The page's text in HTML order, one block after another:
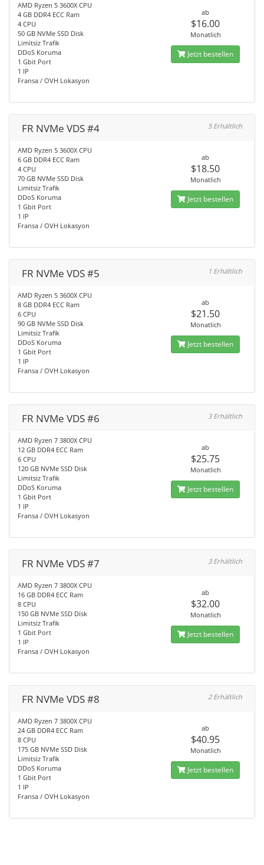
AMD Ryzen 5 3600X CPU
4 GB DDR4 ECC Ram
4 CPU
50 GB NVMe SSD Disk
Limitsiz Trafik
DDoS Koruma
1 Gbit Port
1 IP
Fransa / OVH Lokasyon
ab
$16.00
Monatlich
Jetzt bestellen
FR NVMe VDS #4 5 Erhältlich
AMD Ryzen 5 3600X CPU
6 GB DDR4 ECC Ram
4 CPU
70 GB NVMe SSD Disk
Limitsiz Trafik
DDoS Koruma
1 Gbit Port
1 IP
Fransa / OVH Lokasyon
ab
$18.50
Monatlich
Jetzt bestellen
FR NVMe VDS #5 1 Erhältlich
AMD Ryzen 5 3600X CPU
8 GB DDR4 ECC Ram
6 CPU
90 GB NVMe SSD Disk
Limitsiz Trafik
DDoS Koruma
1 Gbit Port
1 IP
Fransa / OVH Lokasyon
ab
$21.50
Monatlich
Jetzt bestellen
FR NVMe VDS #6 3 Erhältlich
AMD Ryzen 7 3800X CPU
12 GB DDR4 ECC Ram
6 CPU
120 GB NVMe SSD Disk
Limitsiz Trafik
DDoS Koruma
1 Gbit Port
1 IP
Fransa / OVH Lokasyon
ab
$25.75
Monatlich
Jetzt bestellen
FR NVMe VDS #7 3 Erhältlich
AMD Ryzen 7 3800X CPU
16 GB DDR4 ECC Ram
8 CPU
150 GB NVMe SSD Disk
Limitsiz Trafik
1 Gbit Port
1 IP
Fransa / OVH Lokasyon
ab
$32.00
Monatlich
Jetzt bestellen
FR NVMe VDS #8 2 Erhältlich
AMD Ryzen 7 3800X CPU
24 GB DDR4 ECC Ram
8 CPU
175 GB NVMe SSD Disk
Limitsiz Trafik
DDoS Koruma
1 Gbit Port
1 IP
Fransa / OVH Lokasyon
ab
$40.95
Monatlich
Jetzt bestellen